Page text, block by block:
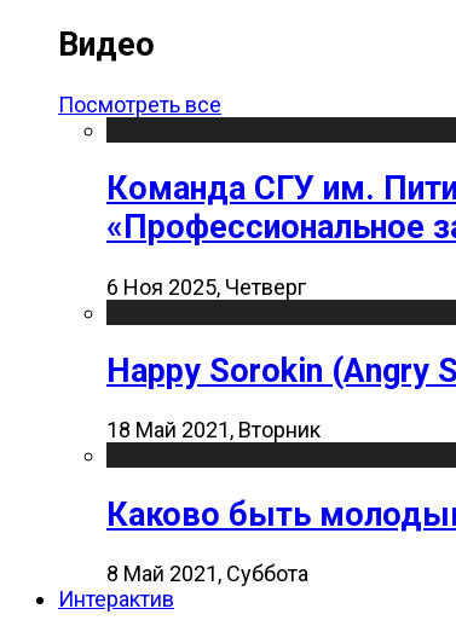
Видео
Посмотреть все
Команда СГУ им.
«Профессиональное
6 Ноя 2025, Четверг
Happy Sorokin (Angry
18 Май 2021, Вторник
Каково быть
8 Май 2021, Суббота
Интерактив